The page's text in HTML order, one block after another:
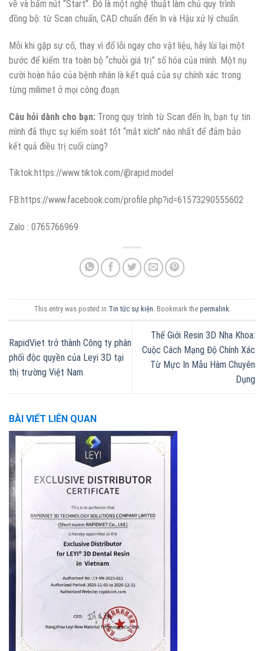
về và bấm nút “Start”. Đó là một nghệ thuật làm chủ quy trình
đồng bộ: từ Scan chuẩn, CAD chuẩn đến In và Hậu xử lý chuẩn.
Mỗi khi gặp sự cố, thay vì đổ lỗi ngay cho vật liệu, hãy lùi lại một
bước để kiểm tra toàn bộ “chuỗi giá trị” số hóa của mình. Một nụ
cười hoàn hảo của bệnh nhân là kết quả của sự chính xác trong
từng milimet ở mọi công đoạn.
Câu hỏi dành cho bạn: Trong quy trình từ Scan đến In, bạn tự tin
mình đã thực sự kiểm soát tốt “mắt xích” nào nhất để đảm bảo
kết quả điều trị cuối cùng?
Tiktok:https://www.tiktok.com/@rapid.model
FB:https://www.facebook.com/profile.php?id=61573290555602
Zalo : 0765766969
This entry was posted in Tin tức sự kiện. Bookmark the permalink.
RapidViet trở thành Công ty phân
phối độc quyền của Leyi 3D tại
thị trường Việt Nam
Thế Giới Resin 3D Nha Khoa:
Cuộc Cách Mạng Độ Chính Xác
Từ Mực In Mẫu Hàm Chuyên
Dụng
BÀI VIẾT LIÊN QUAN